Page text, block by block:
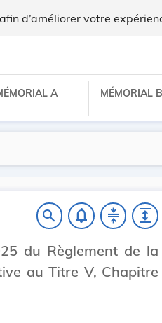
d’améliorer votre
A MÉMORIAL B
search notifications_none compress expand
du Règlement de la
au Titre V, Chapitre